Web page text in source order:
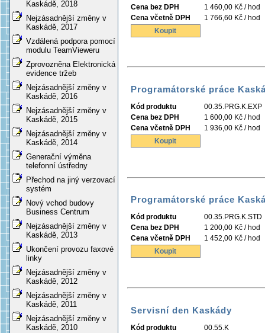
Kaskádě, 2018
Nejzásadnější změny v
Kaskádě, 2017
Vzdálená podpora pomocí
modulu TeamVieweru
Zprovozněna Elektronická
evidence tržeb
Nejzásadnější změny v
Kaskádě, 2016
Nejzásadnější změny v
Kaskádě, 2015
Nejzásadnější změny v
Kaskádě, 2014
Generační výměna
telefonní ústředny
Přechod na jiný verzovací
systém
Nový vchod budovy
Business Centrum
Nejzásadnější změny v
Kaskádě, 2013
Ukončení provozu faxové
linky
Nejzásadnější změny v
Kaskádě, 2012
Nejzásadnější změny v
Kaskádě, 2011
Nejzásadnější změny v
Kaskádě, 2010
Cena bez DPH
1 460,00 Kč / hod
Cena včetně DPH
1 766,60 Kč / hod
Koupit
Programátorské práce
Kód produktu
00.35.PRG.K.EXP
Cena bez DPH
1 600,00 Kč / hod
Cena včetně DPH
1 936,00 Kč / hod
Koupit
Programátorské práce
Kód produktu
00.35.PRG.K.STD
Cena bez DPH
1 200,00 Kč / hod
Cena včetně DPH
1 452,00 Kč / hod
Koupit
Servisní den Kaskády
Kód produktu
00.55.K